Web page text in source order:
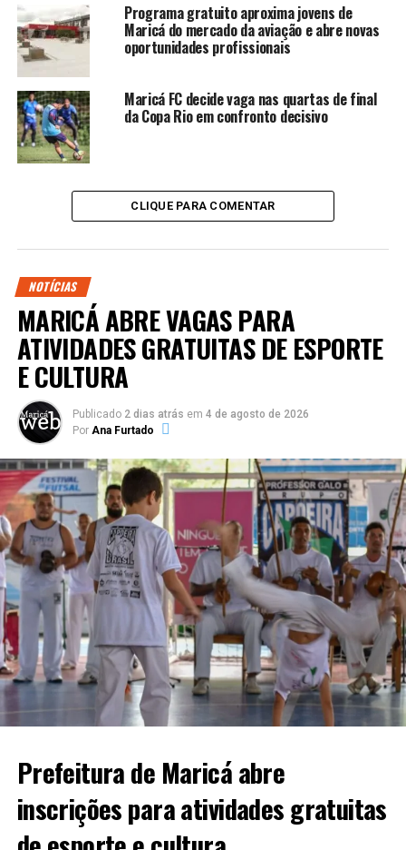
Programa gratuito aproxima jovens de
Maricá do mercado da aviação e abre novas
oportunidades profissionais
Maricá FC decide vaga nas quartas de final
da Copa Rio em confronto decisivo
CLIQUE PARA COMENTAR
NOTÍCIAS
MARICÁ ABRE VAGAS PARA
ATIVIDADES GRATUITAS DE ESPORTE
E CULTURA
Publicado 2 dias atrás em 4 de agosto de 2026
Por Ana Furtado
Prefeitura de Maricá abre
inscrições para atividades gratuitas